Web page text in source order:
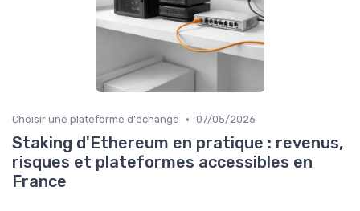
Choisir une plateforme d'échange • 07/05/2026
Staking d'Ethereum en pratique : revenus,
risques et plateformes accessibles en
France